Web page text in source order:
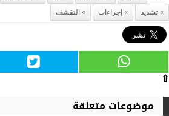
تشديد
إجراءات التقشف
⇧
موضوعات متعلقة